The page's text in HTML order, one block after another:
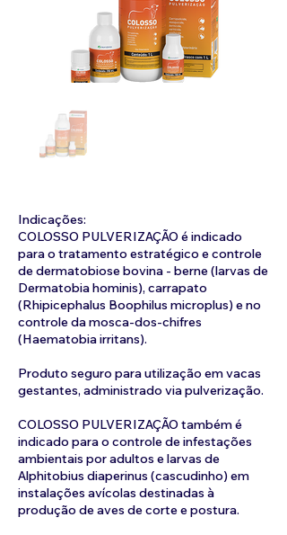
Indicações:
COLOSSO PULVERIZAÇÃO é indicado
para o tratamento estratégico e controle
de dermatobiose bovina - berne (larvas de
Dermatobia hominis), carrapato
(Rhipicephalus Boophilus microplus) e no
controle da mosca-dos-chifres
(Haematobia irritans).
Produto seguro para utilização em vacas
gestantes, administrado via pulverização.
COLOSSO PULVERIZAÇÃO também é
indicado para o controle de infestações
ambientais por adultos e larvas de
Alphitobius diaperinus (cascudinho) em
instalações avícolas destinadas à
produção de aves de corte e postura.